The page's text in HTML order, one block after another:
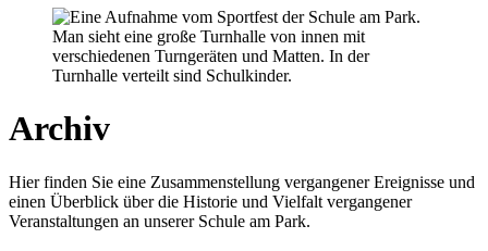
Archiv
Hier finden Sie eine Zusammenstellung vergangener Ereignisse und
einen Überblick über die Historie und Vielfalt vergangener
Veranstaltungen an unserer Schule am Park.